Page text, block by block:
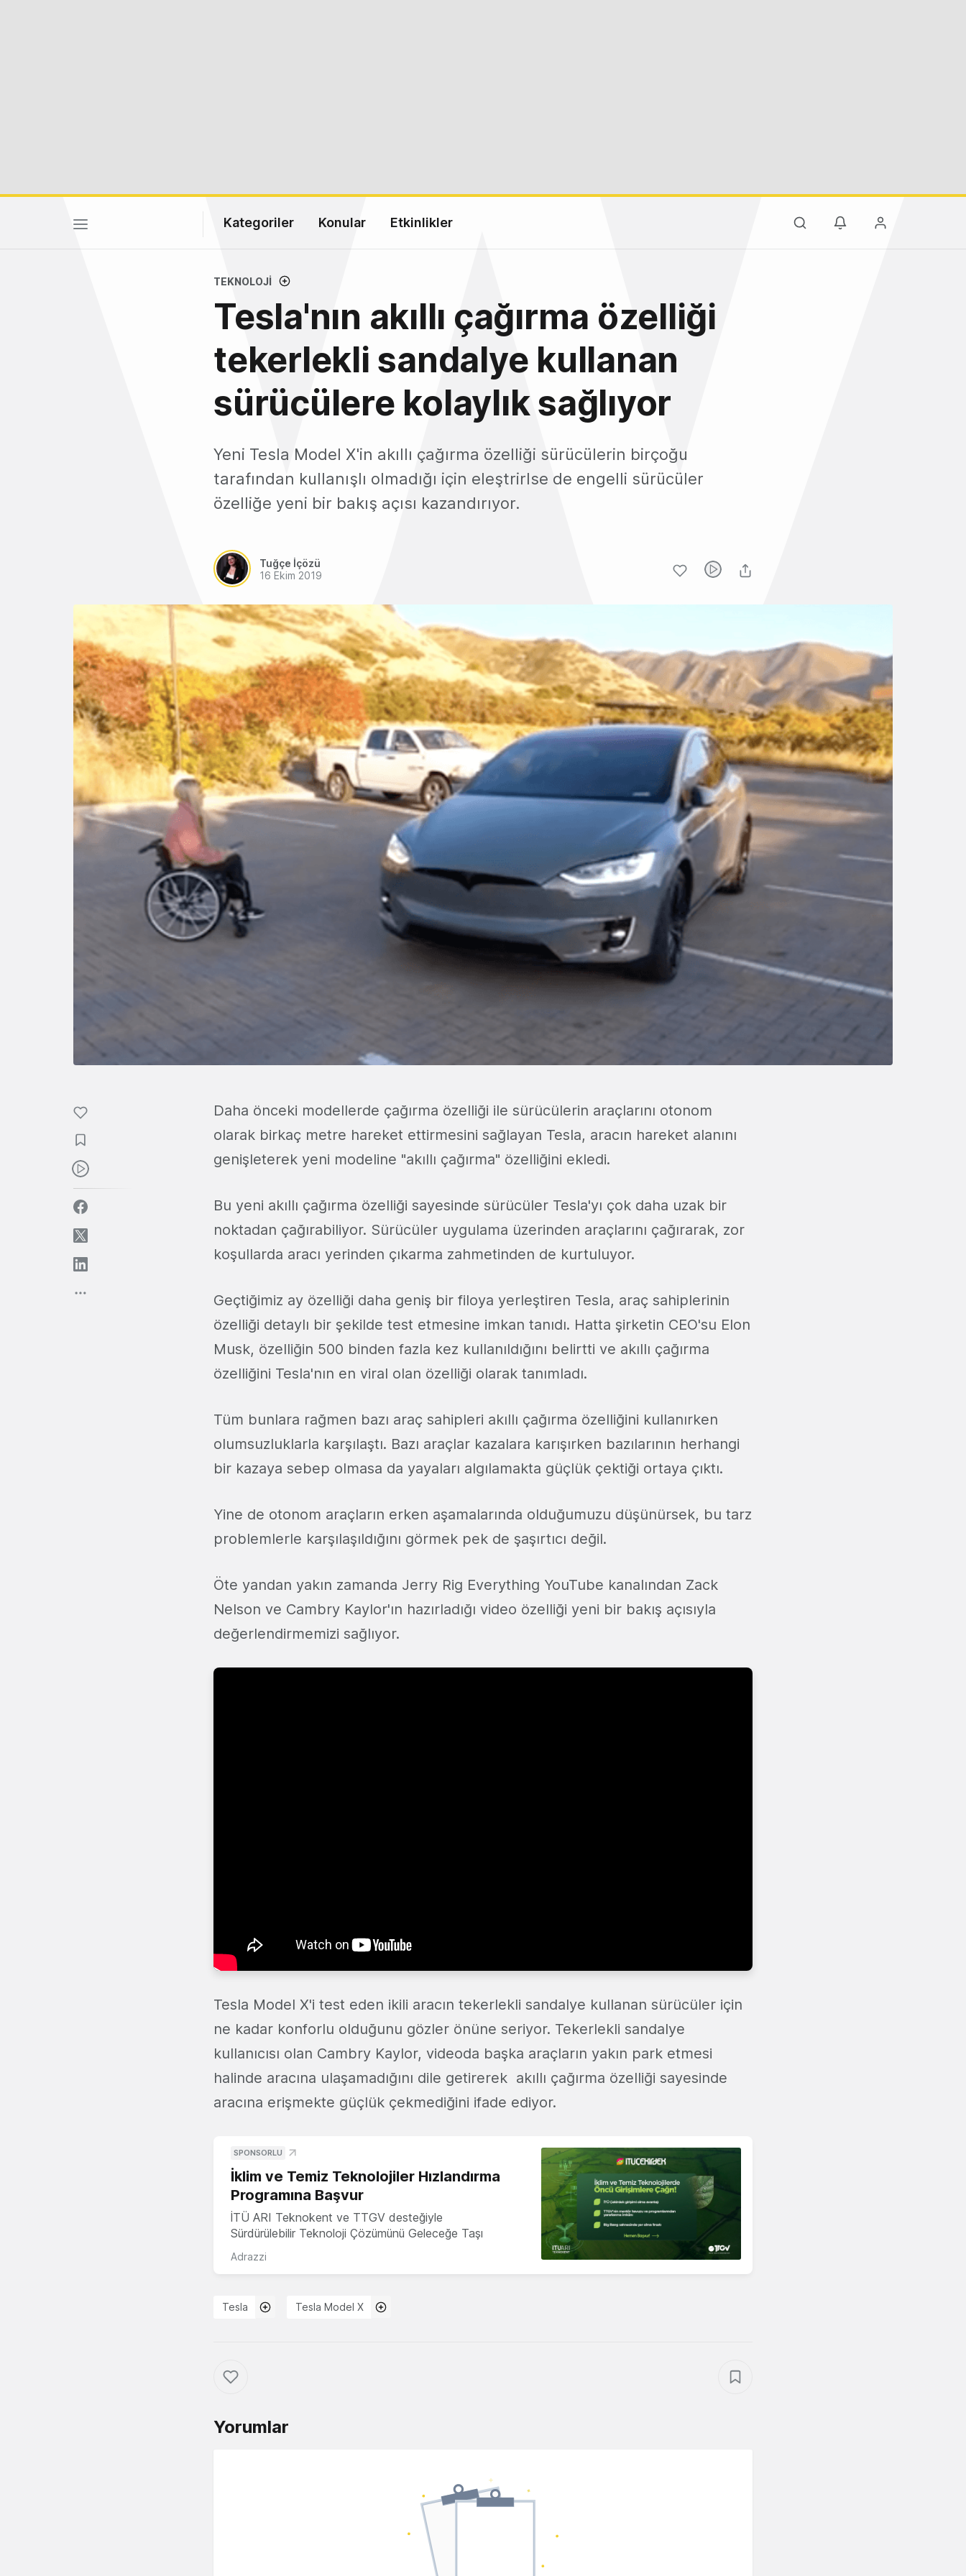
Kategoriler Konular Etkinlikler
TEKNOLOJI
Tesla'nın akıllı çağırma özelliği
tekerlekli sandalye kullanan
sürücülere kolaylık sağlıyor
Yeni Tesla Model X'in akıllı çağırma özelliği sürücülerin birçoğu
tarafından kullanışlı olmadığı için eleştrirlse de engelli sürücüler
özelliğe yeni bir bakış açısı kazandırıyor.
Tuğçe İçözü
16 Ekim 2019
Daha önceki modellerde çağırma özelliği ile sürücülerin araçlarını otonom
olarak birkaç metre hareket ettirmesini sağlayan Tesla, aracın hareket alanını
genişleterek yeni modeline "akıllı çağırma" özelliğini ekledi.
Bu yeni akıllı çağırma özelliği sayesinde sürücüler Tesla'yı çok daha uzak bir
noktadan çağırabiliyor. Sürücüler uygulama üzerinden araçlarını çağırarak, zor
koşullarda aracı yerinden çıkarma zahmetinden de kurtuluyor.
Geçtiğimiz ay özelliği daha geniş bir filoya yerleştiren Tesla, araç sahiplerinin
özelliği detaylı bir şekilde test etmesine imkan tanıdı. Hatta şirketin CEO'su Elon
Musk, özelliğin 500 binden fazla kez kullanıldığını belirtti ve akıllı çağırma
özelliğini Tesla'nın en viral olan özelliği olarak tanımladı.
Tüm bunlara rağmen bazı araç sahipleri akıllı çağırma özelliğini kullanırken
olumsuzluklarla karşılaştı. Bazı araçlar kazalara karışırken bazılarının herhangi
bir kazaya sebep olmasa da yayaları algılamakta güçlük çektiği ortaya çıktı.
Yine de otonom araçların erken aşamalarında olduğumuzu düşünürsek, bu tarz
problemlerle karşılaşıldığını görmek pek de şaşırtıcı değil.
Öte yandan yakın zamanda Jerry Rig Everything YouTube kanalından Zack
Nelson ve Cambry Kaylor'ın hazırladığı video özelliği yeni bir bakış açısıyla
değerlendirmemizi sağlıyor.
Tesla Model X'i test eden ikili aracın tekerlekli sandalye kullanan sürücüler için
ne kadar konforlu olduğunu gözler önüne seriyor. Tekerlekli sandalye
kullanıcısı olan Cambry Kaylor, videoda başka araçların yakın park etmesi
halinde aracına ulaşamadığını dile getirerek akıllı çağırma özelliği sayesinde
aracına erişmekte güçlük çekmediğini ifade ediyor.
SPONSORLU
İklim ve Temiz Teknolojiler Hızlandırma
Programına Başvur
İTÜ ARI Teknokent ve TTGV desteğiyle
Sürdürülebilir Teknoloji Çözümünü Geleceğe Taşı
Adrazzi
Tesla Tesla Model X
Yorumlar